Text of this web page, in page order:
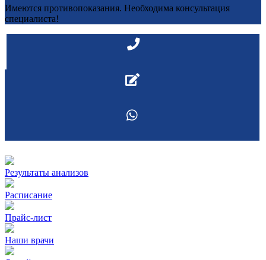
Имеются противопоказания. Необходима консультация
специалиста!
Результаты анализов
Расписание
Прайс-лист
Наши врачи